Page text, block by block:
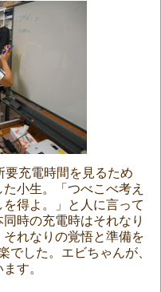
要充電時間を見るため
小生。「つべこべ考え
得よ。」と人に言って
同時の充電時はそれなり
れなりの覚悟と準備を
でした。エビちゃんが、
す。